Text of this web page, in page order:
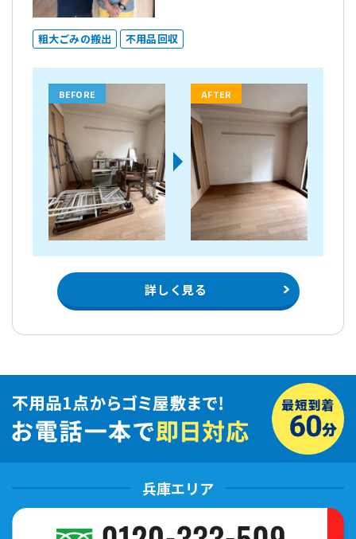
粗大ごみの搬出 不用品回収
BEFORE AFTER
詳しく見る
兵庫エリア